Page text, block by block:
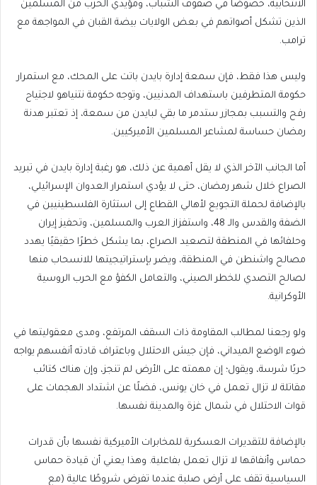
الانتخابية، خصوصًا في صفوف الشباب، ومؤيدي الحزب من المسلمين
الذين تشكل أصواتهم في بعض الولايات بيضة القبان في المواجهة مع
ترامب.
وليس هذا فقط، فإن سمعة إدارة بايدن باتت على المحك، مع استمرار
حكومة المتطرفين باستهداف المدنيين، وتوجه حكومة نتنياهو لاجتياح
رفح والتسبب بمجازر ستدمر ما بقي لبايدن من سمعة، إذ تعتبر هدنة
رمضان حساسة لمشاعر المسلمين الأميركيين.
أما الجانب الآخر الذي لا يقل أهمية عن ذلك، هو رغبة إدارة بايدن في تبريد
الصراع خلال شهر رمضان، حتى لا يؤدي استمرار العدوان الإسرائيلي،
بالإضافة لحملة التجويع لأهالي القطاع إلى استثارة الفلسطينيين في
الضفة والقدس والـ 48، واستفزاز العرب والمسلمين، وتحفيز إيران
وحلفائها في المنطقة لتصعيد الصراع، بما يشكل خطرًا حقيقيًا يهدد
مصالح واشنطن في المنطقة، ويضر بإستراتيجيتها للانسحاب منها
لصالح التصدي للخطر الصيني، والتعامل الكفؤ مع الحرب الروسية
الأوكرانية.
ولو رجعنا لمطالب المقاومة ذات السقف المرتفع، ومدى معقوليتها في
ضوء الوضع الميداني، فإن جيش الاحتلال وباعتراف قادته أنفسهم يواجه
حربًا شرسة، ويقول؛ إن مهمته على الأرض لم تنجز، وإن هناك كتائب
مقاتلة لا تزال تعمل في خان يونس، فضلًا عن اشتداد الهجمات على
قوات الاحتلال في شمال غزة والمدينة نفسها.
بالإضافة للتقديرات العسكرية للمخابرات الأميركية نفسها بأن قدرات
حماس وأنفاقها لا تزال تعمل بفاعلية. وهذا يعني أن قيادة حماس
السياسية تقف على أرض صلبة عندما تفرض شروطًا عالية (مع